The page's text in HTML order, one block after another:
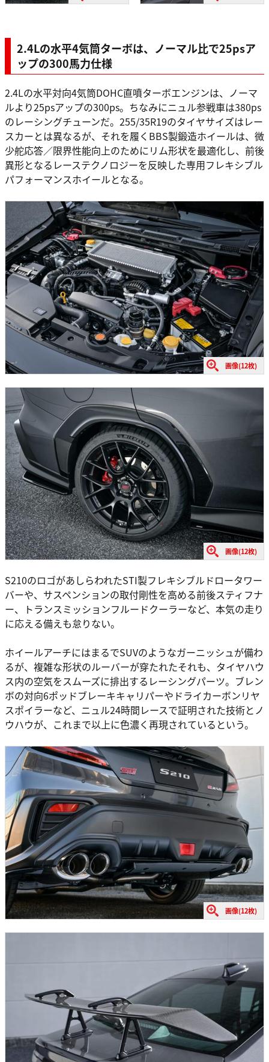
2.4Lの水平4気筒ターボは、ノーマル比で25psア
ップの300馬力仕様
2.4Lの水平対向4気筒DOHC直噴ターボエンジンは、ノーマ
ルより25psアップの300ps。ちなみにニュル参戦車は380ps
のレーシングチューンだ。255/35R19のタイヤサイズはレー
スカーとは異なるが、それを履くBBS製鍛造ホイールは、微
少舵応答／限界性能向上のためにリム形状を最適化し、前後
異形となるレーステクノロジーを反映した専用フレキシブル
パフォーマンスホイールとなる。
画像(12枚)
画像(12枚)
S210のロゴがあしらわれたSTI製フレキシブルドロータワー
バーや、サスペンションの取付剛性を高める前後スティフナ
ー、トランスミッションフルードクーラーなど、本気の走り
に応える備えも怠りない。
ホイールアーチにはまるでSUVのようなガーニッシュが備わ
るが、複雑な形状のルーバーが穿たれたそれも、タイヤハウ
ス内の空気をスムーズに排出するレーシングパーツ。ブレン
ボの対向6ポッドブレーキキャリパーやドライカーボンリヤ
スポイラーなど、ニュル24時間レースで証明された技術とノ
ウハウが、これまで以上に色濃く再現されているという。
画像(12枚)